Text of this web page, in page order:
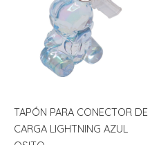
TAPÓN PARA CONECTOR DE
CARGA LIGHTNING AZUL